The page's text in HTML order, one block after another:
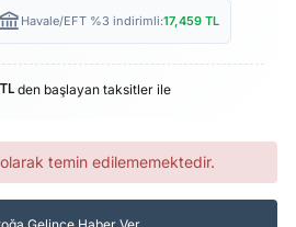
Havale/EFT %3 indirimli:17,459 TL
den başlayan taksitler ile
temin edilememektedir.